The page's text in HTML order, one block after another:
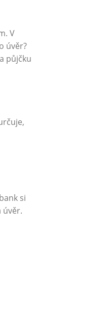
V‌
úvěr?
⁣půjčku
si
úvěr.